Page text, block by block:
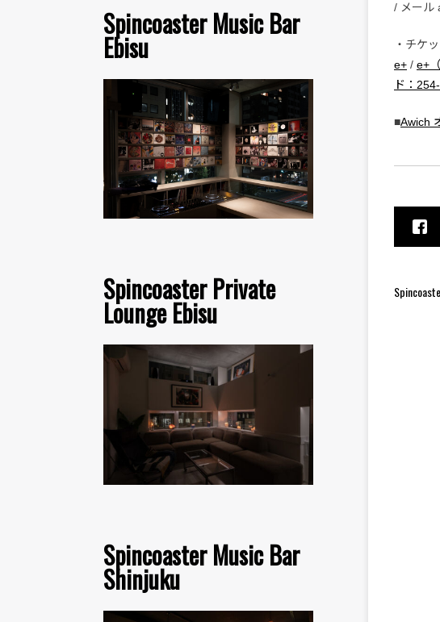
Spincoaster Music Bar
Ebisu
Spincoaster Private
Lounge Ebisu
Spincoaster Music Bar
Shinjuku
/ メール
・チケ
e+ / e+
ド：
■Awich